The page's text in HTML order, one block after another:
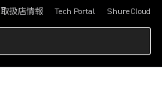
取扱店情報 Tech Portal
(Opens in a new tab)ShureCloud
(Opens in a new